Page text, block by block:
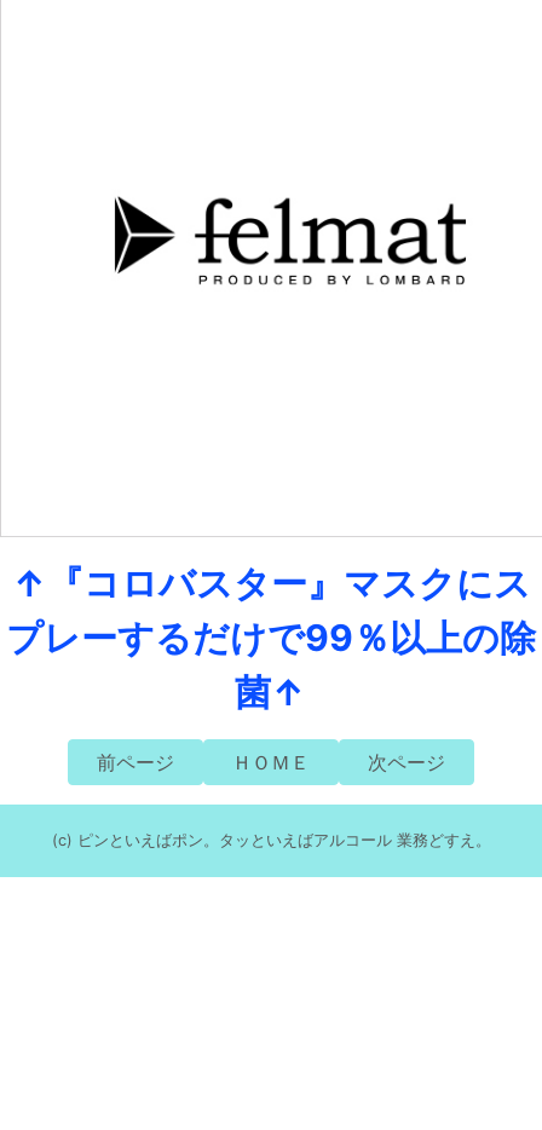
↑『コロバスター』マスクにス
プレーするだけで99％以上の除
菌↑
前ページ ＨＯＭＥ 次ページ
(c) ピンといえばポン。タッといえばアルコール 業務どすえ。